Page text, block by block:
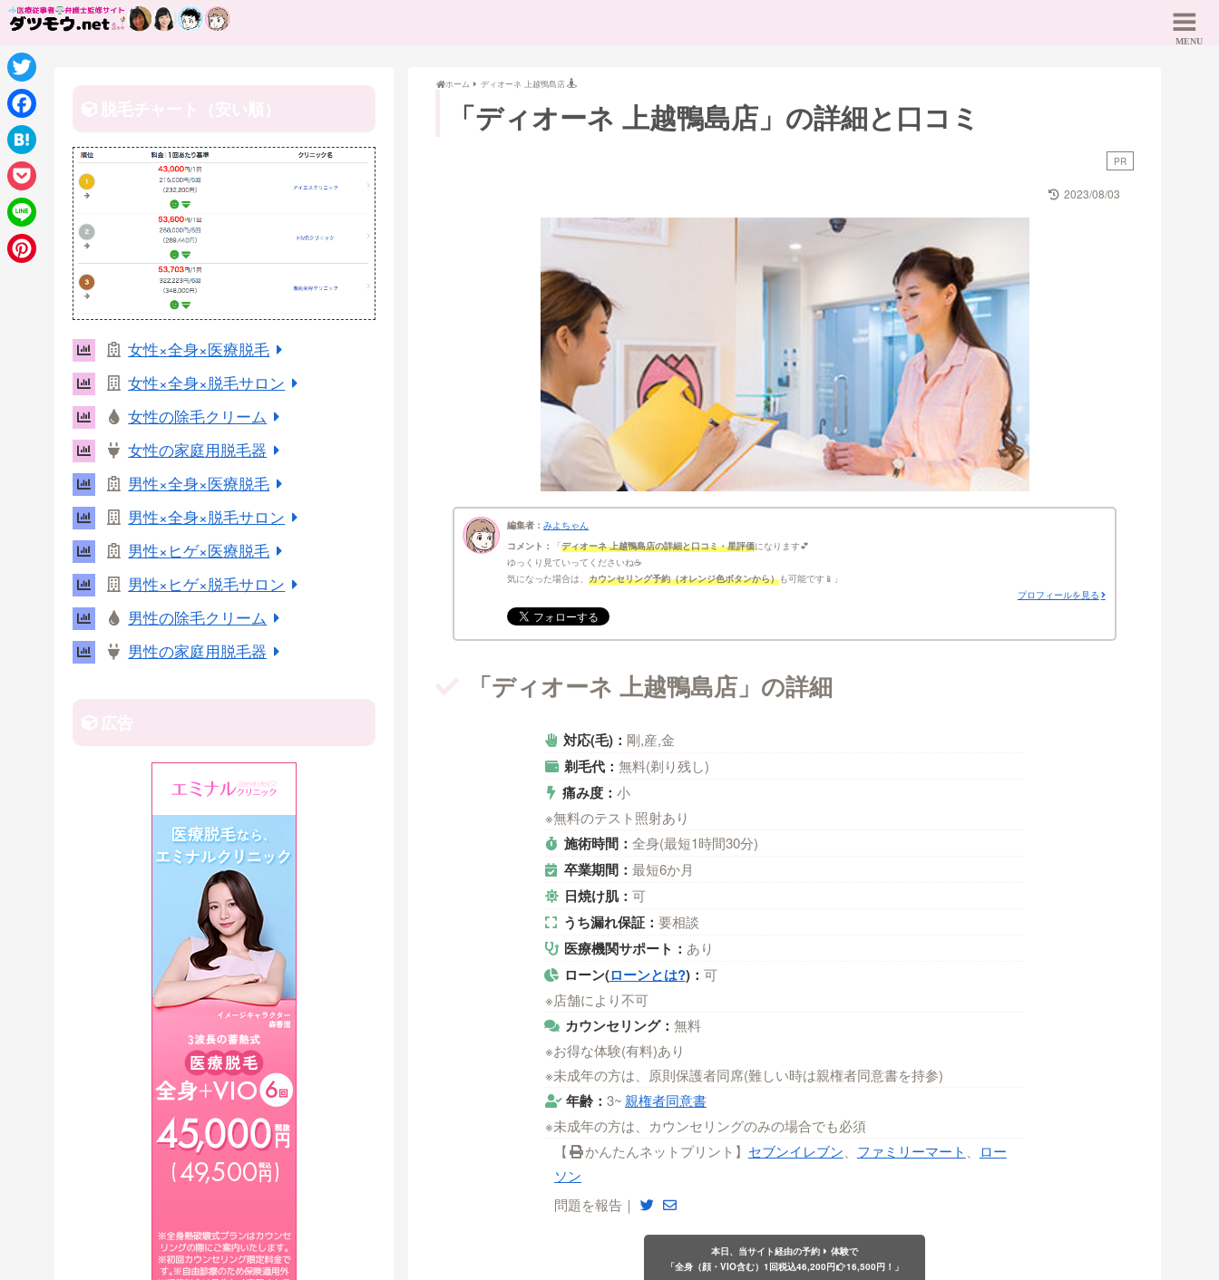
ホーム ディオーネ 上越鴨島店
「ディオーネ 上越鴨島店」の詳細と口コミ
PR
2023/08/03
編集者：みよちゃん
コメント：
ディオーネ 上越鴨島店の詳細と口コミ・星評価になります💕
ゆっくり見ていってくださいね☕
気になった場合は、カウンセリング予約（オレンジ色ボタンから）も可能です📱
プロフィールを見る
「ディオーネ 上越鴨島店」の詳細
対応(毛)： 剛,産,金
剃毛代： 無料(剃り残し)
痛み度： 小
※無料のテスト照射あり
施術時間： 全身(最短1時間30分)
卒業期間： 最短6か月
日焼け肌： 可
うち漏れ保証： 要相談
医療機関サポート： あり
ローン(ローンとは?)： 可
※店舗により不可
カウンセリング： 無料
※お得な体験(有料)あり
※未成年の方は、原則保護者同席(難しい時は親権者同意書を持参)
年齢： 3~ 親権者同意書
※未成年の方は、カウンセリングのみの場合でも必須
【
かんたんネットプリント】 セブンイレブン ファミリーマート
ロー
ソン
問題を報告｜
本日、当サイト経由の予約
体験で
「全身（顔・VIO含む）1回税込46,200円
16,500円！」
女性×全身×医療脱毛
女性×全身×脱毛サロン
女性の除毛クリーム
女性の家庭用脱毛器
男性×全身×医療脱毛
男性×全身×脱毛サロン
男性×ヒゲ×医療脱毛
男性×ヒゲ×脱毛サロン
男性の除毛クリーム
男性の家庭用脱毛器
T
w
i
t
t
e
F
a
c
e
b
H
a
t
e
P
o
c
L